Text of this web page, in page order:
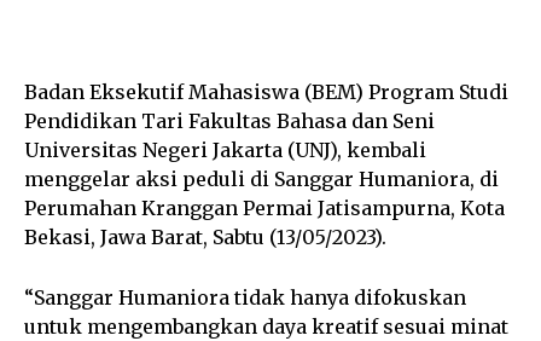
Badan Eksekutif Mahasiswa (BEM) Program Studi
Pendidikan Tari Fakultas Bahasa dan Seni
Universitas Negeri Jakarta (UNJ), kembali
menggelar aksi peduli di Sanggar Humaniora, di
Perumahan Kranggan Permai Jatisampurna, Kota
Bekasi, Jawa Barat, Sabtu (13/05/2023).
“Sanggar Humaniora tidak hanya difokuskan
untuk mengembangkan daya kreatif sesuai minat